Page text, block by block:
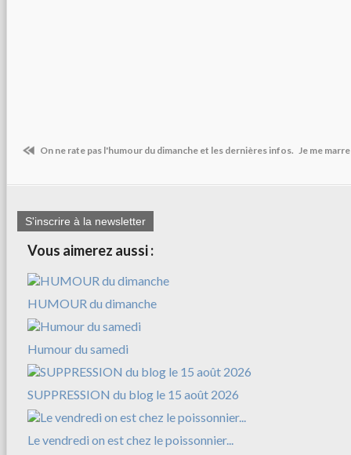
On ne rate pas l'humour du dimanche et les dernières infos. Je me
S'inscrire à la newsletter
Vous aimerez aussi :
HUMOUR du dimanche
Humour du samedi
SUPPRESSION du blog le 15 août 2026
Le vendredi on est chez le poissonnier...